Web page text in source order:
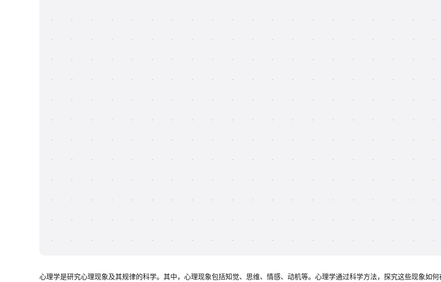
心理学是研究心理现象及其规律的科学。其中，心理现象包括知觉、思维、情感、动机等。心理学通过科学方法，探究这些现象如何